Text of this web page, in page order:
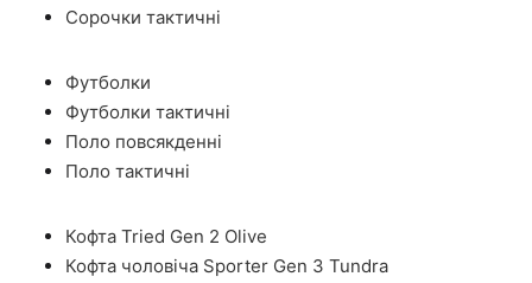
Сорочки тактичні
Футболки
Футболки тактичні
Поло повсякденні
Поло тактичні
Кофта Tried Gen 2 Olive
Кофта чоловіча Sporter Gen 3 Tundra